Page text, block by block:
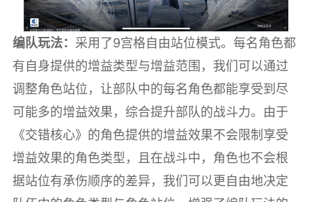
编队玩法： 采用了9宫格自由站位模式。每名角色都
有自身提供的增益类型与增益范围，我们可以通过
调整角色站位，让部队中的每名角色都能享受到尽
可能多的增益效果，综合提升部队的战斗力。由于
《交错核心》的角色提供的增益效果不会限制享受
增益效果的角色类型，且在战斗中，角色也不会根
据站位有承伤顺序的差异，我们可以更自由地决定